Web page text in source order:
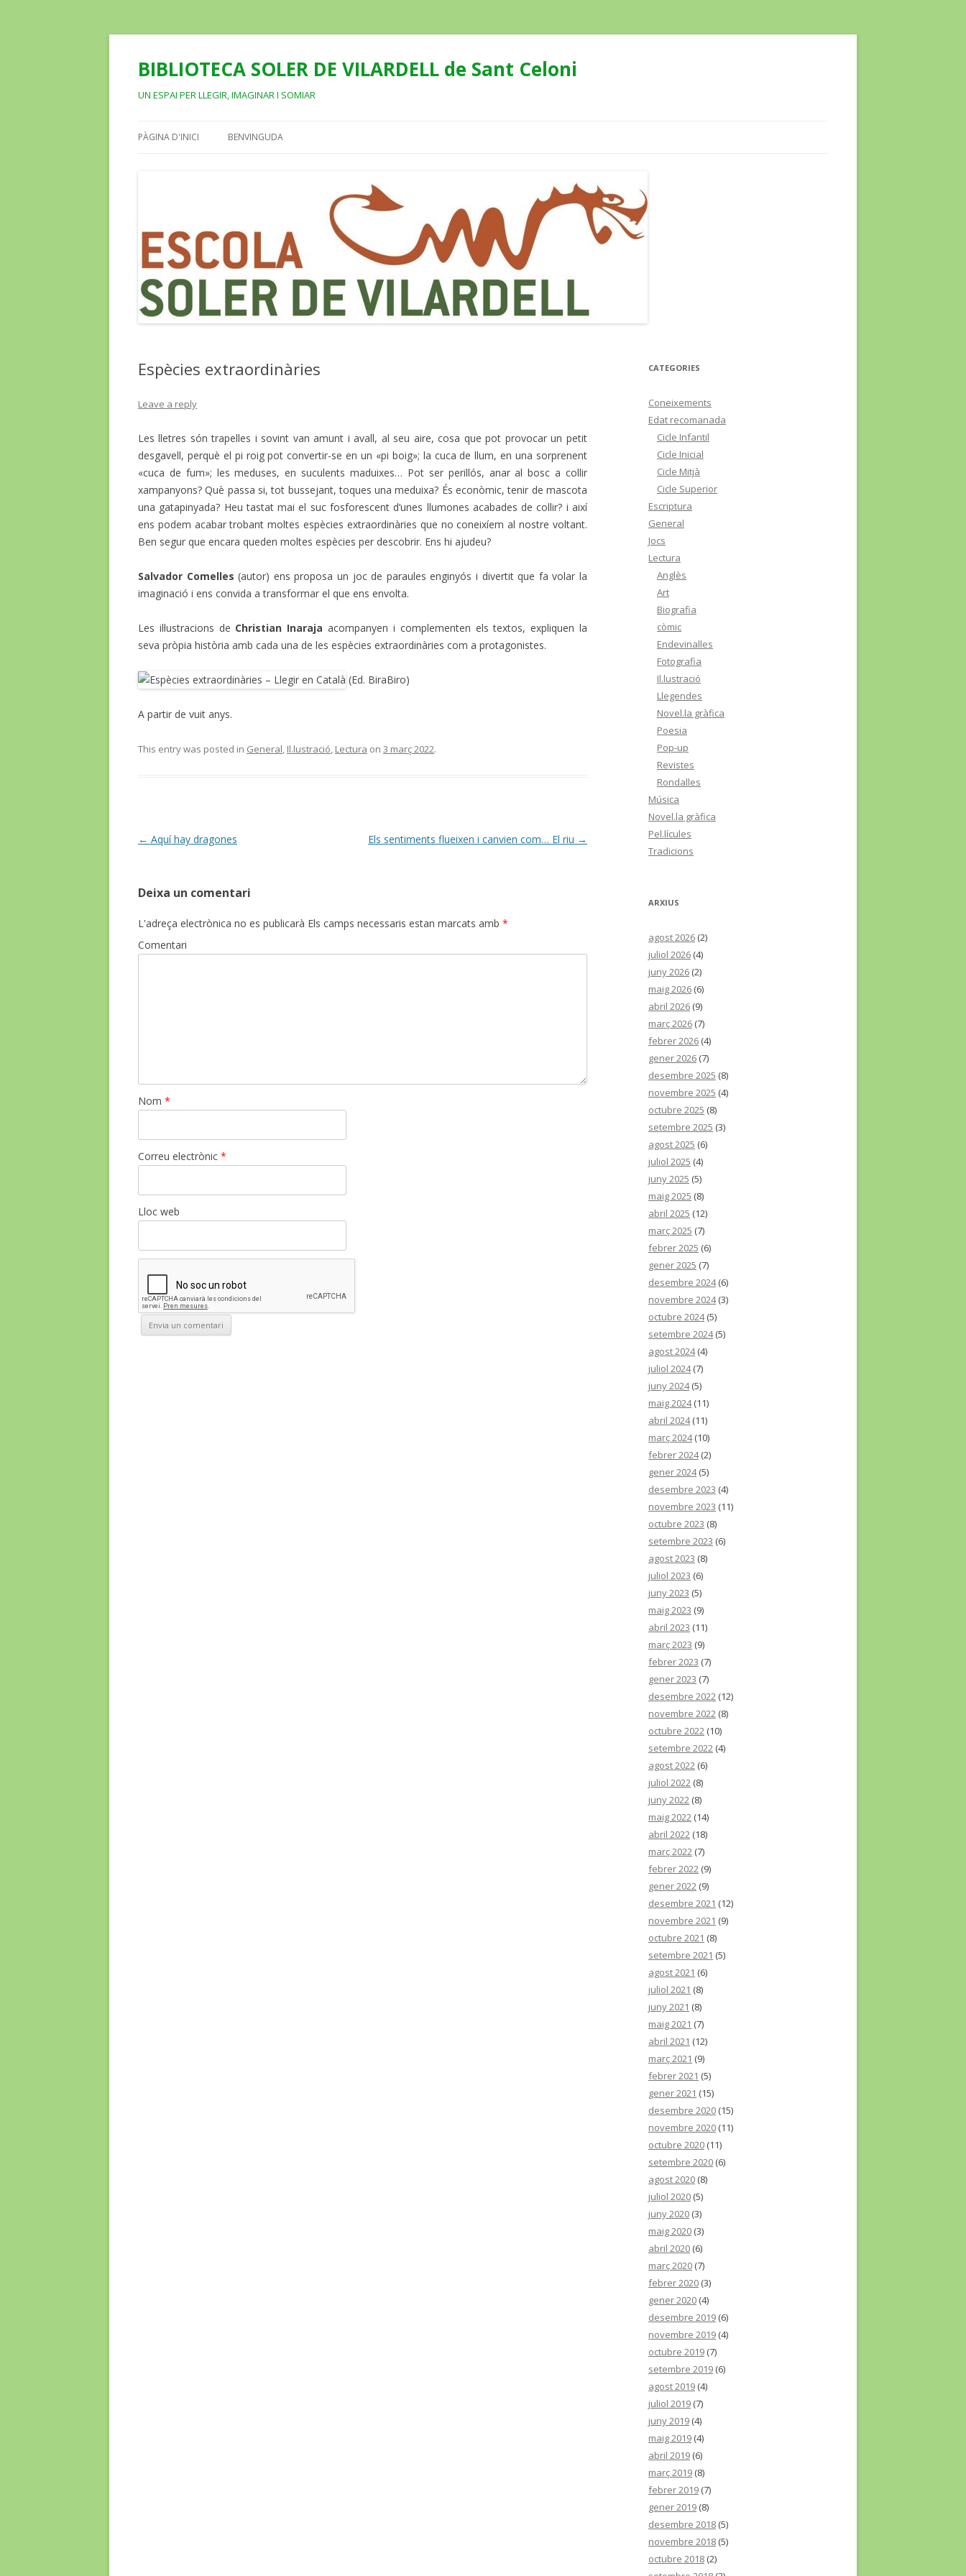
BIBLIOTECA SOLER DE VILARDELL de Sant Celoni
UN ESPAI PER LLEGIR, IMAGINAR I SOMIAR
PÀGINA D'INICI BENVINGUDA
Espècies extraordinàries
Leave a reply
Les lletres són trapelles i sovint van amunt i avall, al seu aire, cosa que pot provocar un petit
desgavell, perquè el pi roig pot convertir-se en un «pi boig»; la cuca de llum, en una sorprenent
«cuca de fum»; les meduses, en suculents maduixes… Pot ser perillós, anar al bosc a collir
xampanyons? Què passa si, tot bussejant, toques una meduixa? És econòmic, tenir de mascota
una gatapinyada? Heu tastat mai el suc fosforescent d’unes llumones acabades de collir? i així
ens podem acabar trobant moltes espècies extraordinàries que no coneixíem al nostre voltant.
Ben segur que encara queden moltes espècies per descobrir. Ens hi ajudeu?
Salvador Comelles (autor) ens proposa un joc de paraules enginyós i divertit que fa volar la
imaginació i ens convida a transformar el que ens envolta.
Les il·lustracions de Christian Inaraja acompanyen i complementen els textos, expliquen la
seva pròpia història amb cada una de les espècies extraordinàries com a protagonistes.
(Ed. BiraBiro)
A partir de vuit anys.
This entry was posted in General, Il.lustració, Lectura on 3 març 2022.
Post
← Aquí hay dragones Els sentiments flueixen i canvien com… El riu →
Deixa un comentari
L'adreça electrònica no es publicarà Els camps necessaris estan marcats amb *
Comentari
Nom *
Correu electrònic *
Lloc web
CATEGORIES
Coneixements
Edat recomanada
Cicle Infantil
Cicle Inicial
Cicle Mitjà
Cicle Superior
Escriptura
General
Jocs
Lectura
Anglès
Art
Biografia
còmic
Endevinalles
Fotografia
Il.lustració
Llegendes
Novel.la gràfica
Poesia
Pop-up
Revistes
Rondalles
Música
Novel.la gràfica
Pel.lícules
Tradicions
ARXIUS
agost 2026 (2)
juliol 2026 (4)
juny 2026 (2)
maig 2026 (6)
abril 2026 (9)
març 2026 (7)
febrer 2026 (4)
gener 2026 (7)
desembre 2025 (8)
novembre 2025 (4)
octubre 2025 (8)
setembre 2025 (3)
agost 2025 (6)
juliol 2025 (4)
juny 2025 (5)
maig 2025 (8)
abril 2025 (12)
març 2025 (7)
febrer 2025 (6)
gener 2025 (7)
desembre 2024(6)
novembre 2024(3)
octubre 2024(5)
setembre 2024(5)
agost 2024(4)
juliol 2024(7)
juny 2024(5)
maig 2024(11)
abril 2024(11)
març 2024(10)
febrer 2024(2)
gener 2024(5)
desembre 2023 (4)
novembre 2023 (11)
octubre 2023 (8)
setembre 2023 (6)
agost 2023 (8)
juliol 2023 (6)
juny 2023 (5)
maig 2023 (9)
abril 2023 (11)
març 2023 (9)
febrer 2023 (7)
gener 2023 (7)
desembre 2022 (12)
novembre 2022 (8)
octubre 2022 (10)
setembre 2022 (4)
agost 2022 (6)
juliol 2022 (8)
juny 2022 (8)
maig 2022 (14)
abril 2022 (18)
març 2022 (7)
febrer 2022 (9)
gener 2022 (9)
desembre 2021 (12)
novembre 2021 (9)
octubre 2021 (8)
setembre 2021 (5)
agost 2021 (6)
juliol 2021 (8)
juny 2021 (8)
maig 2021 (7)
abril 2021 (12)
març 2021 (9)
febrer 2021 (5)
gener 2021 (15)
desembre 2020 (15)
novembre 2020 (11)
octubre 2020 (11)
setembre 2020 (6)
agost 2020 (8)
juliol 2020 (5)
juny 2020 (3)
maig 2020 (3)
abril 2020 (6)
març 2020 (7)
febrer 2020 (3)
gener 2020 (4)
desembre 2019 (6)
novembre 2019 (4)
octubre 2019 (7)
setembre 2019 (6)
agost 2019 (4)
juliol 2019 (7)
juny 2019 (4)
maig 2019 (4)
abril 2019 (6)
març 2019 (8)
febrer 2019 (7)
gener 2019 (8)
desembre 2018 (5)
novembre 2018 (5)
octubre 2018 (2)